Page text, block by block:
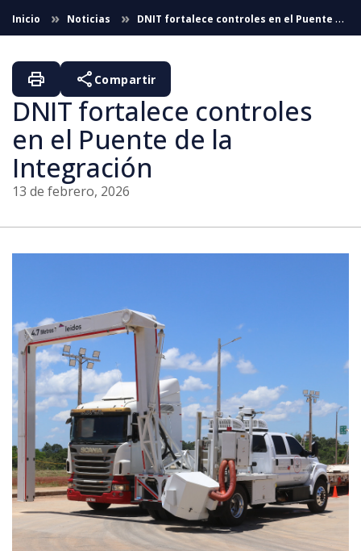
Saltar al contenido principal
Inicio Noticias
DNIT fortalece controles en el Puente de
la Integración
DNIT fortalece controles
en el Puente de la
Integración
13 de febrero, 2026
print share Compartir